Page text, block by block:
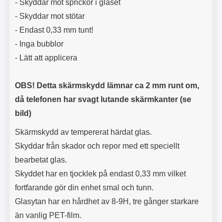
- Skyddar mot sprickor i glaset
- Skyddar mot stötar
- Endast 0,33 mm tunt!
- Inga bubblor
- Lätt att applicera
OBS! Detta skärmskydd lämnar ca 2 mm runt om,
då telefonen har svagt lutande skärmkanter (se
bild)
Skärmskydd av tempererat härdat glas.
Skyddar från skador och repor med ett speciellt
bearbetat glas.
Skyddet har en tjocklek på endast 0,33 mm vilket
fortfarande gör din enhet smal och tunn.
Glasytan har en hårdhet av 8-9H, tre gånger starkare
än vanlig PET-film.